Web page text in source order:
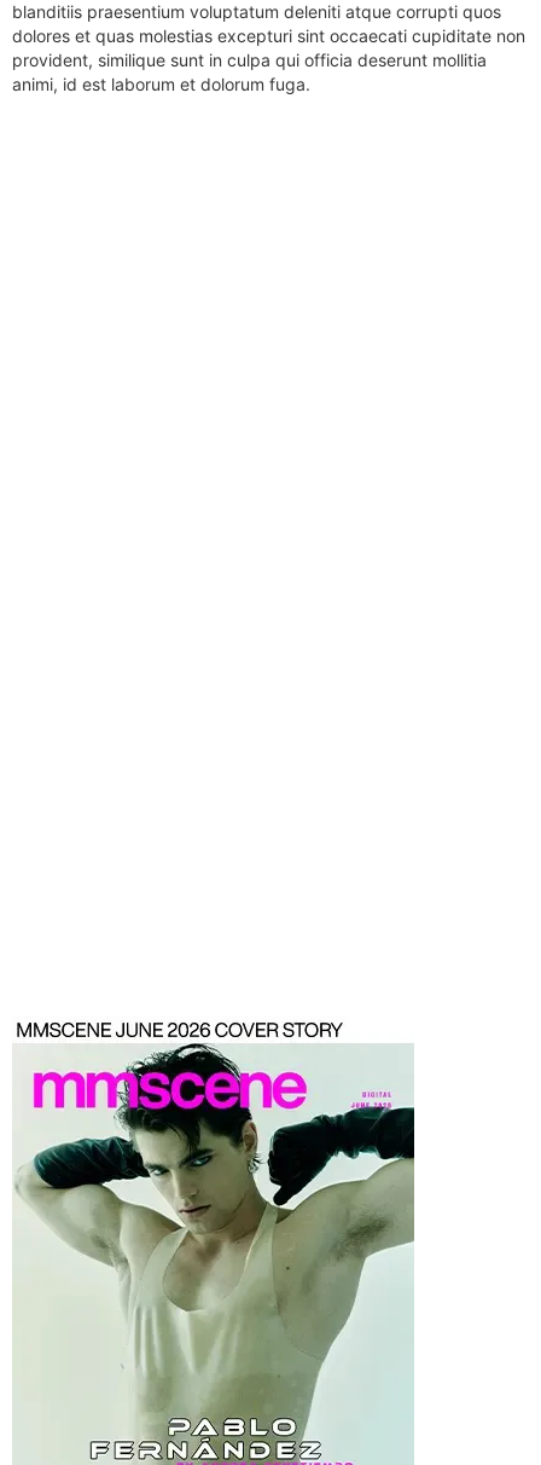
blanditiis praesentium voluptatum deleniti atque corrupti quos
dolores et quas molestias excepturi sint occaecati cupiditate non
provident, similique sunt in culpa qui officia deserunt mollitia
animi, id est laborum et dolorum fuga.